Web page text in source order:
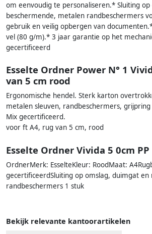
om eenvoudig te personaliseren.* Sluiting
beschermende, metalen randbeschermers
gebruik en veilig opbergen van
vel (80 g/m).* 3 jaar garantie op het
gecertificeerd
Esselte Ordner Power N° 1
van 5 cm rood
Ergonomische hendel. Sterk karton
metalen sleuven, randbeschermers, grijpring
Mix gecertificeerd.
voor ft A4, rug van 5 cm, rood
Esselte Ordner Vivida 5 0cm
OrdnerMerk: EsselteKleur: RoodMaat:
gecertificeerdSluiting op omslag, duimgat en
randbeschermers 1 stuk
Bekijk relevante kantoorartikelen